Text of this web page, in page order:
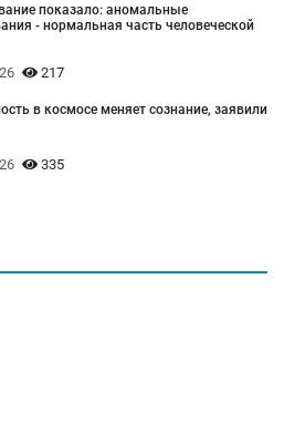
показало: аномальные
- нормальная часть человеческой
217
в космосе меняет сознание, заявили
335